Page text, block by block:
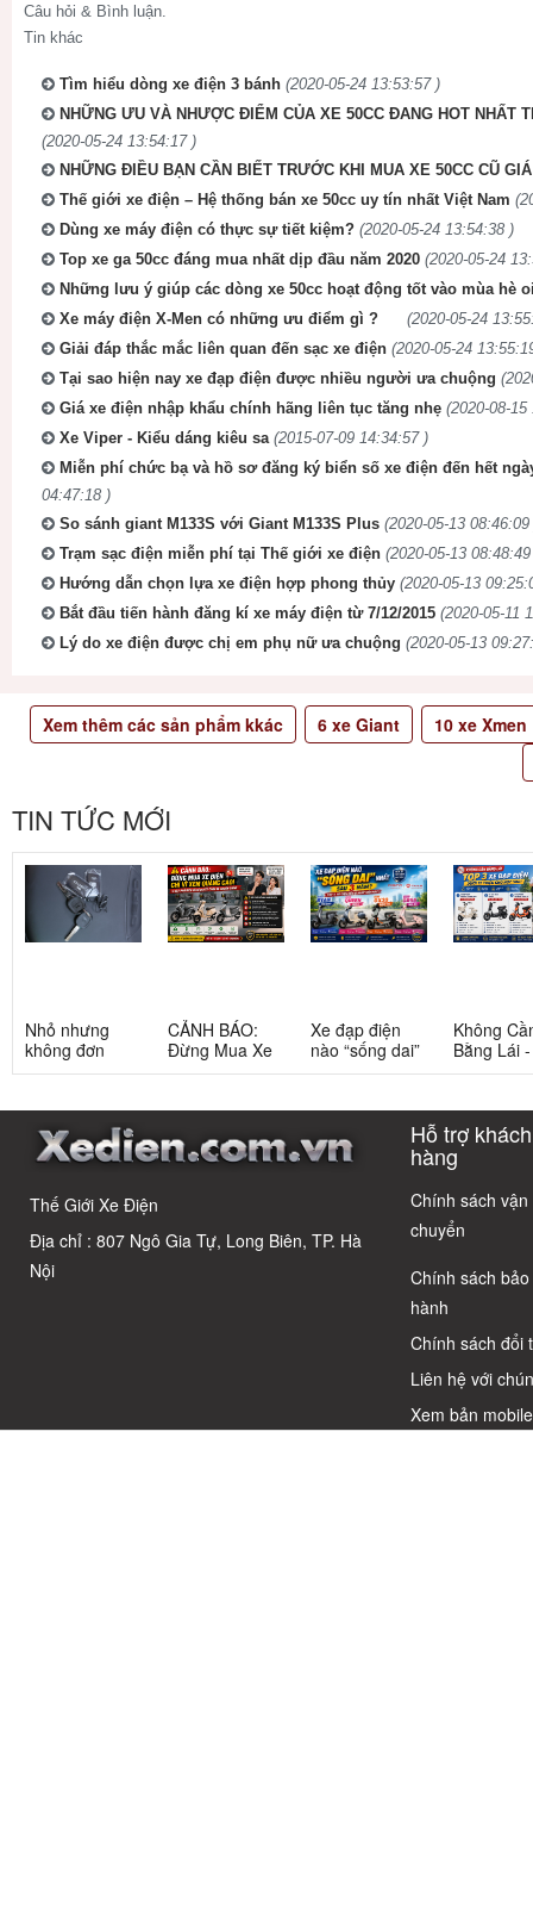
Câu hỏi & Bình luận.
Tin khác
Tìm hiểu dòng xe điện 3 bánh (2020-05-24 13:53:57 )
NHỮNG ƯU VÀ NHƯỢC ĐIỂM CỦA XE 50CC ĐANG HOT NHẤT
(2020-05-24 13:54:17 )
NHỮNG ĐIỀU BẠN CẦN BIẾT TRƯỚC KHI MUA XE 50CC CŨ
Thế giới xe điện – Hệ thống bán xe 50cc uy tín nhất Việt Nam
Dùng xe máy điện có thực sự tiết kiệm? (2020-05-24 13:54:38 )
Top xe ga 50cc đáng mua nhất dịp đầu năm 2020 (2020-05-24
Những lưu ý giúp các dòng xe 50cc hoạt động tốt vào mùa hè
Xe máy điện X-Men có những ưu điểm gì ?
(2020-05-24
Giải đáp thắc mắc liên quan đến sạc xe điện (2020-05-24
Tại sao hiện nay xe đạp điện được nhiều người ưa chuộng
Giá xe điện nhập khẩu chính hãng liên tục tăng nhẹ (2020-08-15
Xe Viper - Kiểu dáng kiêu sa (2015-07-09 14:34:57 )
Miễn phí chức bạ và hồ sơ đăng ký biển số xe điện đến hết
04:47:18 )
So sánh giant M133S với Giant M133S Plus (2020-05-13 08:46:09
Trạm sạc điện miễn phí tại Thế giới xe điện (2020-05-13
Hướng dẫn chọn lựa xe điện hợp phong thủy (2020-05-13
Bắt đầu tiến hành đăng kí xe máy điện từ 7/12/2015 (2020-05-11
Lý do xe điện được chị em phụ nữ ưa chuộng (2020-05-13
Xem thêm các sản phẩm kkác 6xe Giant 10xe Xmen
TIN TỨC MỚI
Nhỏ nhưng
không đơn
giản: Sự thật
học sinh cấp 2
CẢNH BÁO:
Đừng Mua Xe
Điện Chỉ Vì
Cáo! 5 Bẫy
Quyết Chọn Xe
Chuẩn Chỉnh
Xe đạp điện
nào “sống dai”
nhất sau 5
có câu trả lời
Không
Bằng Lái
3 Xe Đạp
Cho Học
Thế Giới Xe Điện
Địa chỉ : 807 Ngô Gia Tự, Long Biên, TP. Hà
Nội
Hỗ trợ khách
hàng
Chính sách vận
chuyển
Chính sách bảo
hành
Chính sách đổi
Liên hệ với
Xem bản